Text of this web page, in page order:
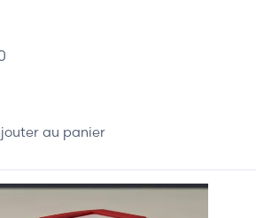
au panier